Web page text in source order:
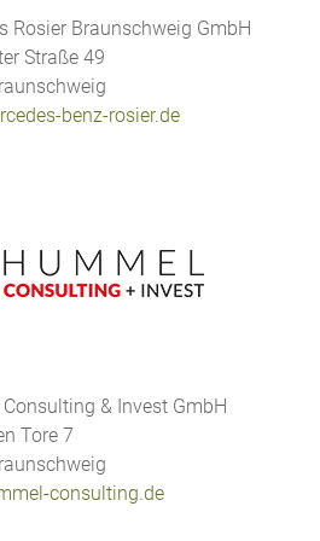
Rosier Braunschweig GmbH
Straße 49
benz-rosier.de
& Invest GmbH
Tore 7
consulting.de